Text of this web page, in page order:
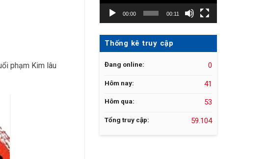
phạm Kim lâu
00:00 00:11
Thống kê truy cập
Đang online: 0
Hôm nay: 41
Hôm qua: 53
Tổng truy cập: 59.104